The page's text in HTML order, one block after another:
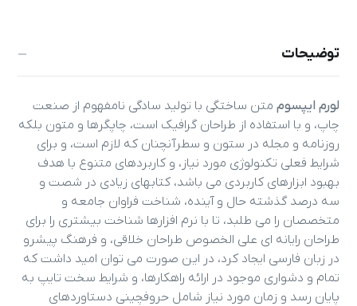
توضیحات
لورم ایپسوم متن ساختگی با تولید سادگی نامفهوم از صنعت
چاپ، و با استفاده از طراحان گرافیک است، چاپگرها و متون بلکه
روزنامه و مجله در ستون و سطرآنچنان که لازم است، و برای
شرایط فعلی تکنولوژی مورد نیاز، و کاربردهای متنوع با هدف
بهبود ابزارهای کاربردی می باشد، کتابهای زیادی در شصت و
سه درصد گذشته حال و آینده، شناخت فراوان جامعه و
متخصصان را می طلبد، تا با نرم افزارها شناخت بیشتری را برای
طراحان رایانه ای علی الخصوص طراحان خلاقی، و فرهنگ پیشرو
در زبان فارسی ایجاد کرد، در این صورت می توان امید داشت که
تمام و دشواری موجود در ارائه راهکارها، و شرایط سخت تایپ به
پایان رسد و زمان مورد نیاز شامل حروفچینی دستاوردهای